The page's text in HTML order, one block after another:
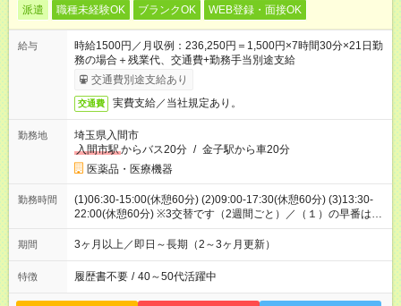
派遣 職種未経験OK ブランクOK WEB登録・面接OK
給与
時給1500円／月収例：236,250円＝1,500円×7時間30分×21日勤
務の場合＋残業代、交通費+勤務手当別途支給
交通費別途支給あり
交通費 実費支給／当社規定あり。
勤務地
埼玉県入間市
入間市駅からバス20分 / 金子駅から車20分
医薬品・医療機器
勤務時間
(1)06:30-15:00(休憩60分) (2)09:00-17:30(休憩60分) (3)13:30-
22:00(休憩60分) ※3交替です（2週間ごと）／（１）の早番は1
日1600円の勤務手当あり！
期間 3ヶ月以上／即日～長期（2～3ヶ月更新）
特徴 履歴書不要 / 40～50代活躍中